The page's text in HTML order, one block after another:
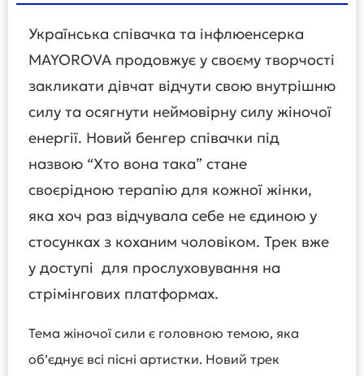
Українська співачка та інфлюенсерка
MAYOROVA продовжує у своєму творчості
закликати дівчат відчути свою внутрішню
силу та осягнути неймовірну силу жіночої
енергії. Новий бенгер співачки під
назвою “Хто вона така” стане
своєрідною терапію для кожної жінки,
яка хоч раз відчувала себе не єдиною у
стосунках з коханим чоловіком. Трек вже
у доступі для прослуховування на
стрімінгових платформах.
Тема жіночої сили є головною темою, яка
обʼєднує всі пісні артистки. Новий трек